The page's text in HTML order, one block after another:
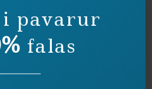
i pavarur
falas